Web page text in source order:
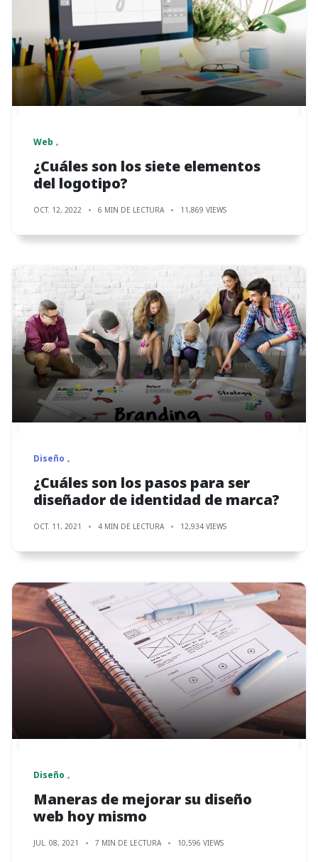
Web
¿Cuáles son los siete elementos
del logotipo?
OCT. 12, 2022 6 MIN DE LECTURA 11,869 VIEWS
Diseño
¿Cuáles son los pasos para ser
diseñador de identidad de marca?
OCT. 11, 2021 4 MIN DE LECTURA 12,934 VIEWS
Diseño
Maneras de mejorar su diseño
web hoy mismo
JUL. 08, 2021 7 MIN DE LECTURA 10,596 VIEWS